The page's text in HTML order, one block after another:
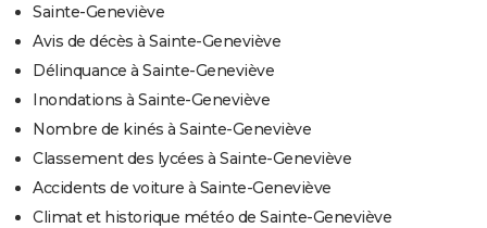
Sainte-Geneviève
Avis de décès à Sainte-Geneviève
Délinquance à Sainte-Geneviève
Inondations à Sainte-Geneviève
Nombre de kinés à Sainte-Geneviève
Classement des lycées à Sainte-Geneviève
Accidents de voiture à Sainte-Geneviève
Climat et historique météo de Sainte-Geneviève